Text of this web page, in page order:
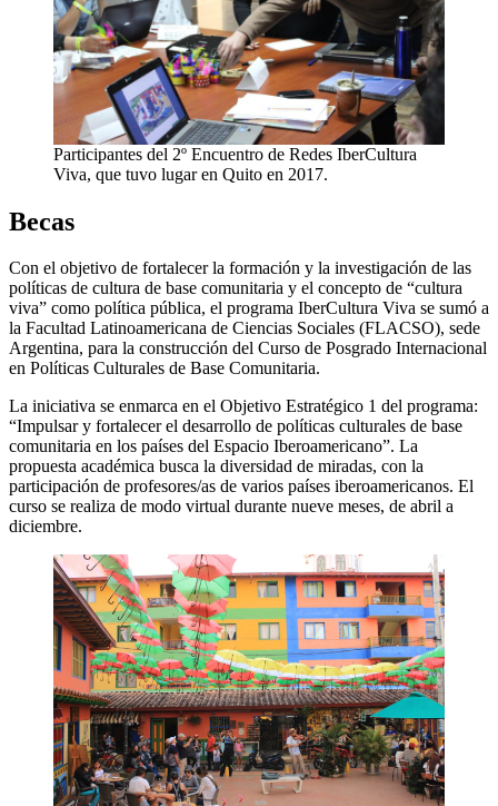
Participantes del 2º Encuentro de Redes IberCultura
Viva, que tuvo lugar en Quito en 2017.
Becas
Con el objetivo de fortalecer la formación y la investigación de las
políticas de cultura de base comunitaria y el concepto de “cultura
viva” como política pública, el programa IberCultura Viva se sumó a
la Facultad Latinoamericana de Ciencias Sociales (FLACSO), sede
Argentina, para la construcción del Curso de Posgrado Internacional
en Políticas Culturales de Base Comunitaria.
La iniciativa se enmarca en el Objetivo Estratégico 1 del programa:
“Impulsar y fortalecer el desarrollo de políticas culturales de base
comunitaria en los países del Espacio Iberoamericano”. La
propuesta académica busca la diversidad de miradas, con la
participación de profesores/as de varios países iberoamericanos. El
curso se realiza de modo virtual durante nueve meses, de abril a
diciembre.